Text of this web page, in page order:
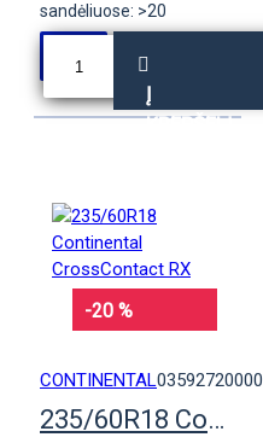
sandėliuose: >20
Į
KREPŠELĮ
-20 %
CONTINENTAL03592720000
235/60R18 Continental CrossContact RX